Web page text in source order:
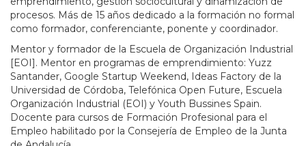
procesos. Más de 15 años dedicado a la formación no formal
como formador, conferenciante, ponente y coordinador.
Mentor y formador de la Escuela de Organización Industrial
[EOI]. Mentor en programas de emprendimiento: Yuzz
Santander, Google Startup Weekend, Ideas Factory de la
Universidad de Córdoba, Telefónica Open Future, Escuela
Organización Industrial (EOI) y Youth Bussines Spain.
Docente para cursos de Formación Profesional para el
Empleo habilitado por la Consejería de Empleo de la Junta